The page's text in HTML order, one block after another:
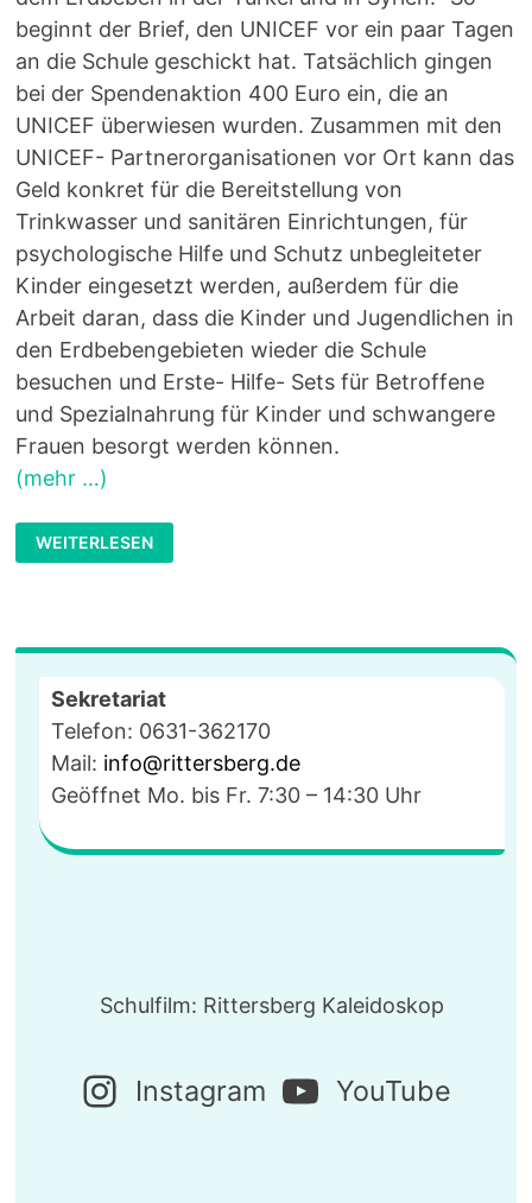
beginnt der Brief, den UNICEF vor ein paar Tagen
an die Schule geschickt hat. Tatsächlich gingen
bei der Spendenaktion 400 Euro ein, die an
UNICEF überwiesen wurden. Zusammen mit den
UNICEF- Partnerorganisationen vor Ort kann das
Geld konkret für die Bereitstellung von
Trinkwasser und sanitären Einrichtungen, für
psychologische Hilfe und Schutz unbegleiteter
Kinder eingesetzt werden, außerdem für die
Arbeit daran, dass die Kinder und Jugendlichen in
den Erdbebengebieten wieder die Schule
besuchen und Erste- Hilfe- Sets für Betroffene
und Spezialnahrung für Kinder und schwangere
Frauen besorgt werden können.
(mehr …)
VIELEN
DANK
FÜR
WEITERLESEN
Sekretariat
Telefon: 0631-362170
Mail: info@rittersberg.de
Geöffnet Mo. bis Fr. 7:30 – 14:30 Uhr
Schulfilm: Rittersberg Kaleidoskop
Instagram YouTube